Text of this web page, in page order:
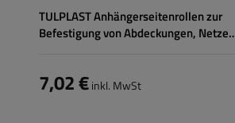
TULPLAST Anhängerseitenrollen zur
Befestigung von Abdeckungen, Netzen
7,02 €inkl. MwSt